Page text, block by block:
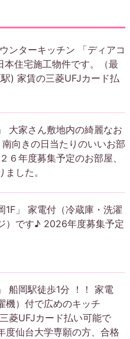
ンターキッチン 「ディアコ
本住宅施工物件です。（最
) 家賃の三菱UFJカード払
大家さん敷地内の綺麗なお
向きの日当たりのいいお部
６年度募集予定のお部屋、
した。
1F」 家電付（冷蔵庫・洗濯
）です♪ 2026年度募集予定
船岡駅徒歩1分 ！！ 家電
機）付で広めのキッチ
菱UFJカード払い可能で
度仙台大学専願の方、合格